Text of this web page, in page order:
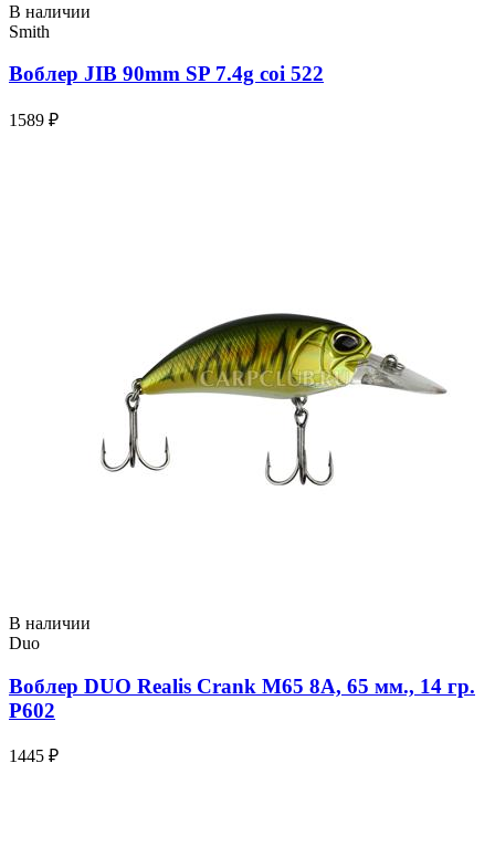
В наличии
Smith
Воблер JIB 90mm SP 7.4g coi 522
1589 ₽
В наличии
Duo
Воблер DUO Realis Crank M65 8A, 65 мм., 14 гр.
P602
1445 ₽